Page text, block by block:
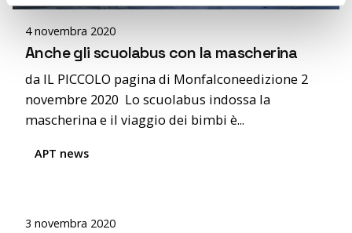
o
4 novembra 2020
Anche gli scuolabus con la mascherina
da IL PICCOLO pagina di Monfalconeedizione 2
novembre 2020 Lo scuolabus indossa la
mascherina e il viaggio dei bimbi è...
APT news
3 novembra 2020